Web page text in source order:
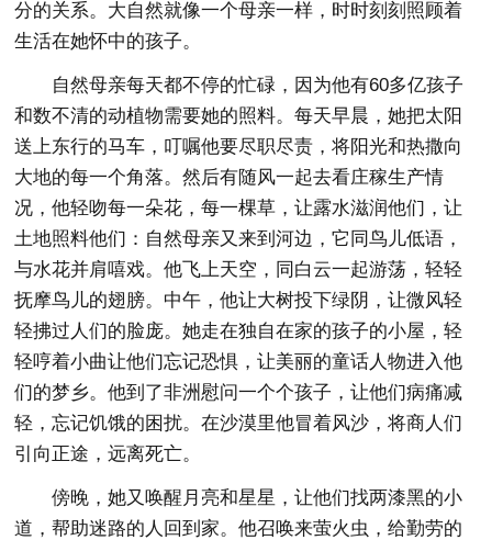
分的关系。大自然就像一个母亲一样，时时刻刻照顾着
生活在她怀中的孩子。
自然母亲每天都不停的忙碌，因为他有60多亿孩子
和数不清的动植物需要她的照料。每天早晨，她把太阳
送上东行的马车，叮嘱他要尽职尽责，将阳光和热撒向
大地的每一个角落。然后有随风一起去看庄稼生产情
况，他轻吻每一朵花，每一棵草，让露水滋润他们，让
土地照料他们：自然母亲又来到河边，它同鸟儿低语，
与水花并肩嘻戏。他飞上天空，同白云一起游荡，轻轻
抚摩鸟儿的翅膀。中午，他让大树投下绿阴，让微风轻
轻拂过人们的脸庞。她走在独自在家的孩子的小屋，轻
轻哼着小曲让他们忘记恐惧，让美丽的童话人物进入他
们的梦乡。他到了非洲慰问一个个孩子，让他们病痛减
轻，忘记饥饿的困扰。在沙漠里他冒着风沙，将商人们
引向正途，远离死亡。
傍晚，她又唤醒月亮和星星，让他们找两漆黑的小
道，帮助迷路的人回到家。他召唤来萤火虫，给勤劳的